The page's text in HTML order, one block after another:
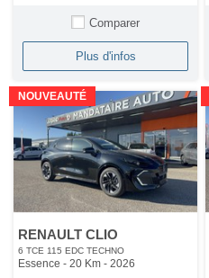
Comparer
Plus d'infos
NOUVEAUTÉ
RENAULT CLIO
6 TCE 115 EDC TECHNO
Essence - 20 Km - 2026